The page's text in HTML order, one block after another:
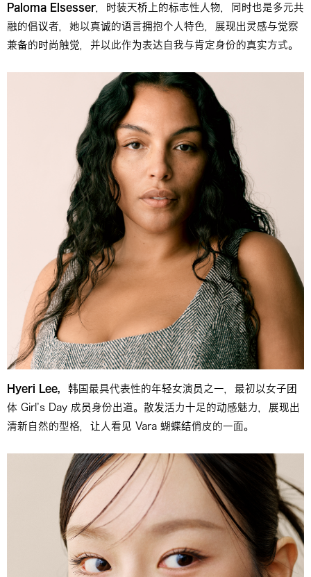
Paloma Elsesser ，时装天桥上的标志性人物，同时也是多元共
融的倡议者，她以真诚的语言拥抱个人特色，展现出灵感与觉察
兼备的时尚触觉，并以此作为表达自我与肯定身份的真实方式。
Hyeri Lee， 韩国最具代表性的年轻女演员之一，最初以女子团
体 Girl’s Day 成员身份出道。散发活力十足的动感魅力，展现出
清新自然的型格，让人看见 Vara 蝴蝶结俏皮的一面。